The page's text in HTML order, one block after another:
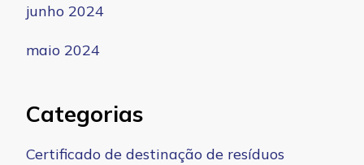
junho 2024
maio 2024
Categorias
Certificado de destinação de resíduos